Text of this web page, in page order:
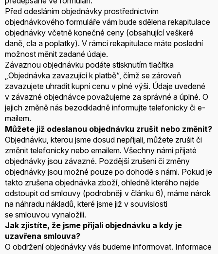
Před odesláním objednávky prostřednictvím
objednávkového formuláře vám bude sdělena rekapitulace
objednávky včetně konečné ceny (obsahující veškeré
daně, cla a poplatky). V rámci rekapitulace máte poslední
možnost měnit zadané údaje.
Závaznou objednávku podáte stisknutím tlačítka
„Objednávka zavazující k platbě“, čímž se zároveň
zavazujete uhradit kupní cenu v plné výši. Údaje uvedené
v závazné objednávce považujeme za správné a úplné. O
jejich změně nás bezodkladně informujte telefonicky či e-
mailem.
Můžete již odeslanou objednávku zrušit nebo změnit?
Objednávku, kterou jsme dosud nepřijali, můžete zrušit či
změnit telefonicky nebo emailem. Všechny námi přijaté
objednávky jsou závazné. Pozdější zrušení či změny
objednávky jsou možné pouze po dohodě s námi. Pokud je
takto zrušena objednávka zboží, ohledně kterého nejde
odstoupit od smlouvy (podrobněji v článku 6), máme nárok
na náhradu nákladů, které jsme již v souvislosti
se smlouvou vynaložili.
Jak zjistíte, že jsme přijali objednávku a kdy je
uzavřena smlouva?
O obdržení objednávky vás budeme informovat. Informace